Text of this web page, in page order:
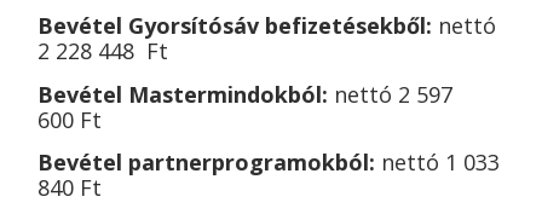
Bevétel Gyorsítósáv befizetésekből: nettó
2 228 448 Ft
Bevétel Mastermindokból: nettó 2 597
600 Ft
Bevétel partnerprogramokból: nettó 1 033
840 Ft